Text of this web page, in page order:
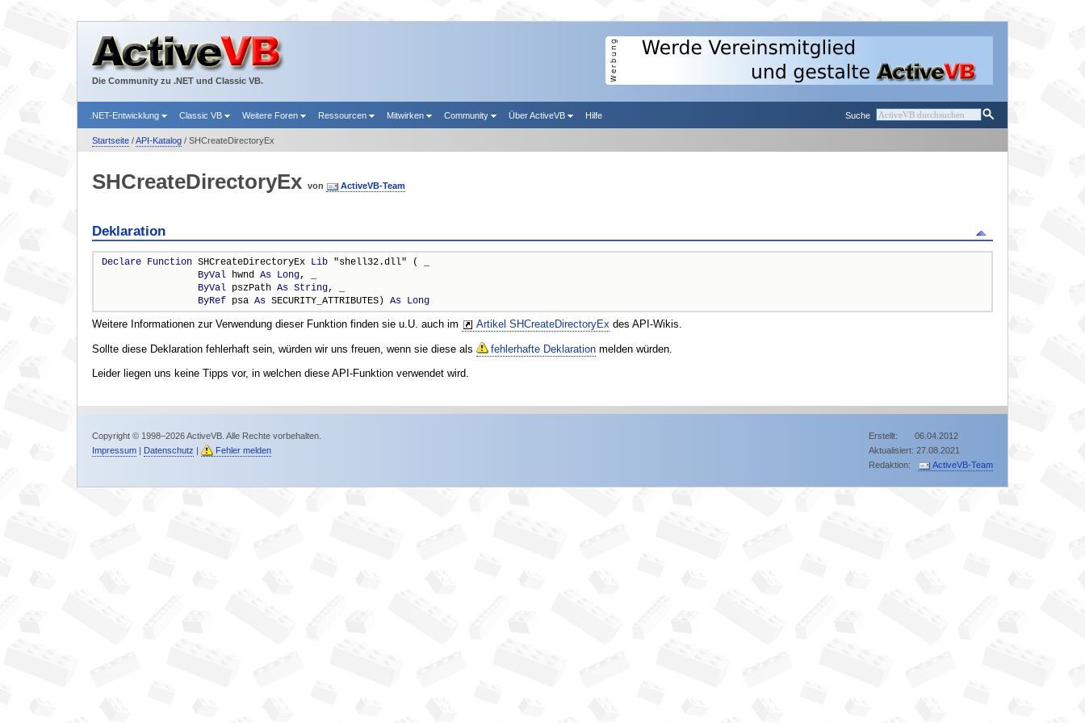
Die Community zu .NET und Classic VB.
Suche
.NET-Entwicklung Classic VB Weitere Foren Ressourcen Mitwirken Community Über ActiveVB Hilfe
Startseite/API-Katalog/ SHCreateDirectoryEx
SHCreateDirectoryEx von ActiveVB-Team
Deklaration
Declare Function SHCreateDirectoryEx Lib "shell32.dll" ( _
ByVal hwnd As Long, _
ByVal pszPath As String, _
ByRef psa As SECURITY_ATTRIBUTES) As Long
Weitere Informationen zur Verwendung dieser Funktion finden sie u.U. auch im Artikel SHCreateDirectoryEx des API-Wikis.
Sollte diese Deklaration fehlerhaft sein, würden wir uns freuen, wenn sie diese als fehlerhafte Deklarationmelden würden.
Leider liegen uns keine Tipps vor, in welchen diese API-Funktion verwendet wird.
Erstellt: 06.04.2012
Aktualisiert: 27.08.2021
Redaktion:
ActiveVB-Team
Copyright © 1998–2026 ActiveVB. Alle Rechte vorbehalten.
Impressum| Datenschutz Fehler melden